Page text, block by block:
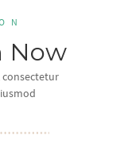
Now